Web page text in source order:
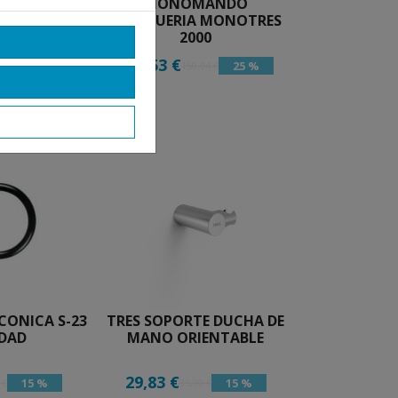
€ 40 %
PELUQUERIA MONOTRES
2000
112,53 € 25 %
S-23
15 %
TRES SOPORTE DUCHA DE
MANO ORIENTABLE
29,83 € 15 %